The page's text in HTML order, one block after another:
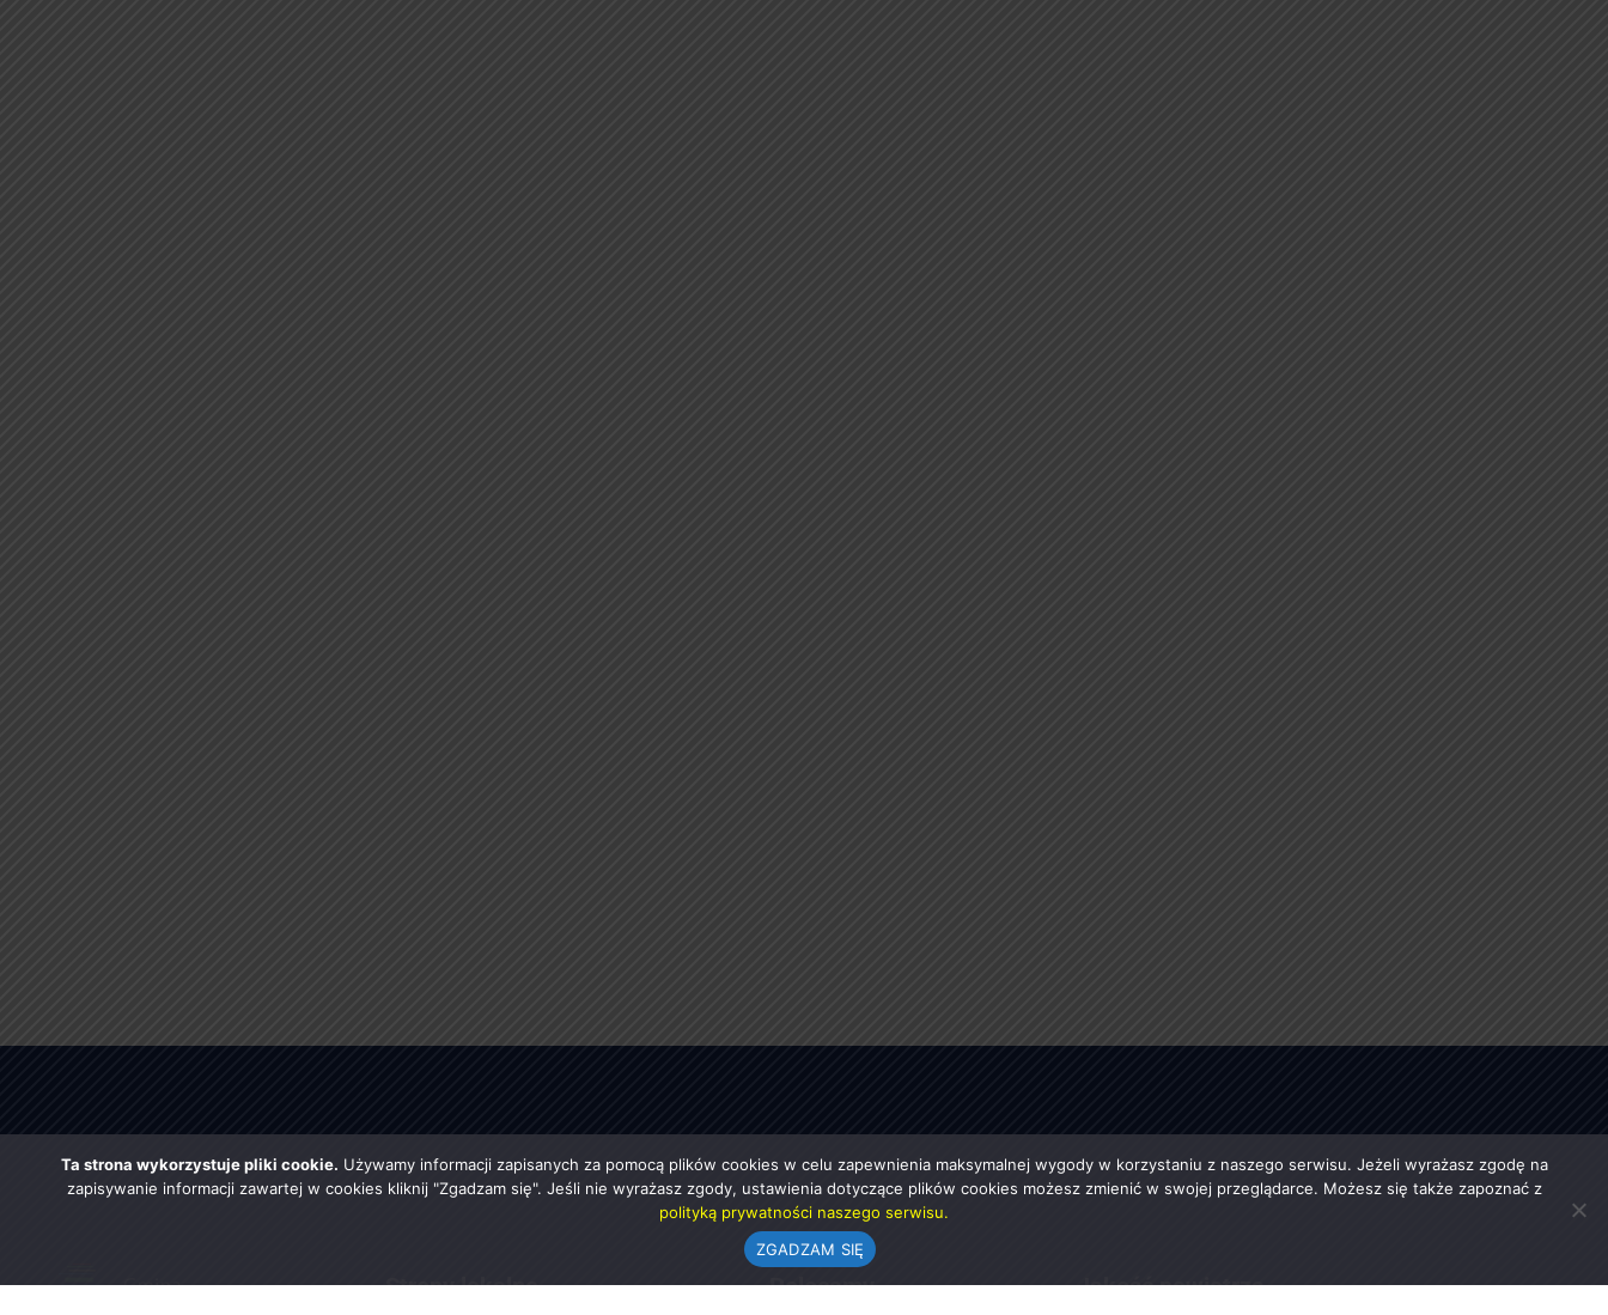
Strony lokalne Polecamy Jakość powietrza
Ta strona wykorzystuje pliki cookie. Używamy informacji zapisanych za pomocą plików cookies w celu zapewnienia maksymalnej wygody w korzystaniu z naszego serwisu. Jeżeli wyrażasz zgodę na
zapisywanie informacji zawartej w cookies kliknij "Zgadzam się". Jeśli nie wyrażasz zgody, ustawienia dotyczące plików cookies możesz zmienić w swojej przeglądarce. Możesz się także zapoznać z
polityką prywatności naszego serwisu.
ZGADZAM SIĘ